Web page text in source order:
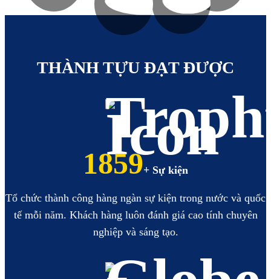
THÀNH TỰU ĐẠT ĐƯỢC
2158+ Sự kiện
Tổ chức thành công hàng ngàn sự kiện trong nước và quốc
tế mỗi năm. Khách hàng luôn đánh giá cao tính chuyên
nghiệp và sáng tạo.